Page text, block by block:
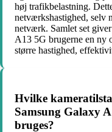
høj trafikbelastning.
netværkshastighed, selv
netværk. Samlet set
A13 5G brugerne en ny
større hastighed,
Hvilke
Samsung Galaxy
bruges?